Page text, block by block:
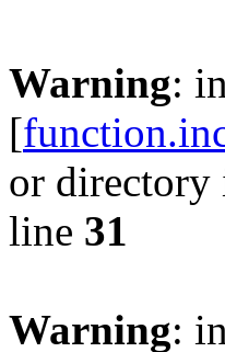
Warning:
[
or directory
line 31
Warning: